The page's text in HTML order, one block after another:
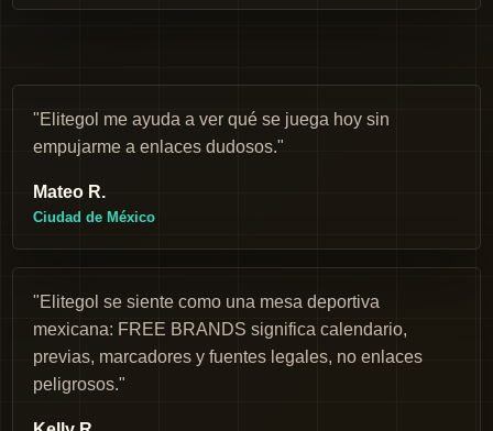
"Elitegol me ayuda a ver qué se juega hoy sin
empujarme a enlaces dudosos."
Mateo R.
Ciudad de México
"Elitegol se siente como una mesa deportiva
mexicana: FREE BRANDS significa calendario,
previas, marcadores y fuentes legales, no enlaces
peligrosos."